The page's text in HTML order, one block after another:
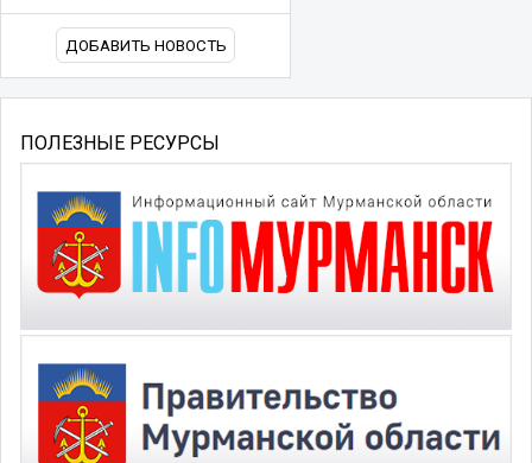
ДОБАВИТЬ НОВОСТЬ
ПОЛЕЗНЫЕ РЕСУРСЫ